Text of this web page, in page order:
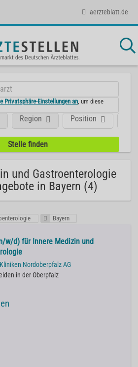
aerzteblatt.de
Privatsphäre-Einstellungen an , um diese
Position
Region
und Gastroenterologie
in Bayern (4)
Bayern
w/d) für Innere Medizin und
Kliniken Nordoberpfalz AG
in der Oberpfalz